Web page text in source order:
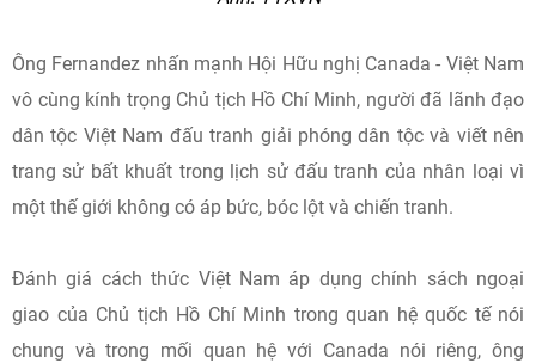
Ông Fernandez nhấn mạnh Hội Hữu nghị Canada - Việt Nam
vô cùng kính trọng Chủ tịch Hồ Chí Minh, người đã lãnh đạo
dân tộc Việt Nam đấu tranh giải phóng dân tộc và viết nên
trang sử bất khuất trong lịch sử đấu tranh của nhân loại vì
một thế giới không có áp bức, bóc lột và chiến tranh.
Đánh giá cách thức Việt Nam áp dụng chính sách ngoại
giao của Chủ tịch Hồ Chí Minh trong quan hệ quốc tế nói
chung và trong mối quan hệ với Canada nói riêng, ông